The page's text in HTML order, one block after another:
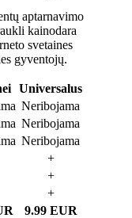
aptarnavimo
kainodara
svetaines
gyventojų.
Universalus
Neribojama
Neribojama
Neribojama
+
+
+
9.99 EUR